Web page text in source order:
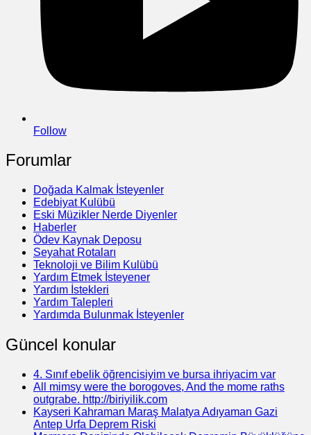
Follow
Forumlar
Doğada Kalmak İsteyenler
Edebiyat Kulübü
Eski Müzikler Nerde Diyenler
Haberler
Ödev Kaynak Deposu
Seyahat Rotaları
Teknoloji ve Bilim Kulübü
Yardım Etmek İsteyener
Yardım İstekleri
Yardım Talepleri
Yardımda Bulunmak İsteyenler
Güncel konular
4. Sınıf ebelik öğrencisiyim ve bursa ihriyacim var
All mimsy were the borogoves, And the mome raths
outgrabe. http://biriyilik.com
Kayseri Kahraman Maraş Malatya Adıyaman Gazi
Antep Urfa Deprem Riski